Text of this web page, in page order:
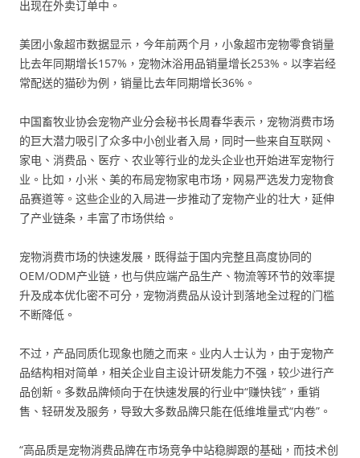
出现在外卖订单中。
美团小象超市数据显示，今年前两个月，小象超市宠物零食销量
比去年同期增长157%，宠物沐浴用品销量增长253%。以李岩经
常配送的猫砂为例，销量比去年同期增长36%。
中国畜牧业协会宠物产业分会秘书长周春华表示，宠物消费市场
的巨大潜力吸引了众多中小创业者入局，同时一些来自互联网、
家电、消费品、医疗、农业等行业的龙头企业也开始进军宠物行
业。比如，小米、美的布局宠物家电市场，网易严选发力宠物食
品赛道等。这些企业的入局进一步推动了宠物产业的壮大，延伸
了产业链条，丰富了市场供给。
宠物消费市场的快速发展，既得益于国内完整且高度协同的
OEM/ODM产业链，也与供应端产品生产、物流等环节的效率提
升及成本优化密不可分，宠物消费品从设计到落地全过程的门槛
不断降低。
不过，产品同质化现象也随之而来。业内人士认为，由于宠物产
品结构相对简单，相关企业自主设计研发能力不强，较少进行产
品创新。多数品牌倾向于在快速发展的行业中“赚快钱”，重销
售、轻研发及服务，导致大多数品牌只能在低维堆量式“内卷”。
“高品质是宠物消费品牌在市场竞争中站稳脚跟的基础，而技术创